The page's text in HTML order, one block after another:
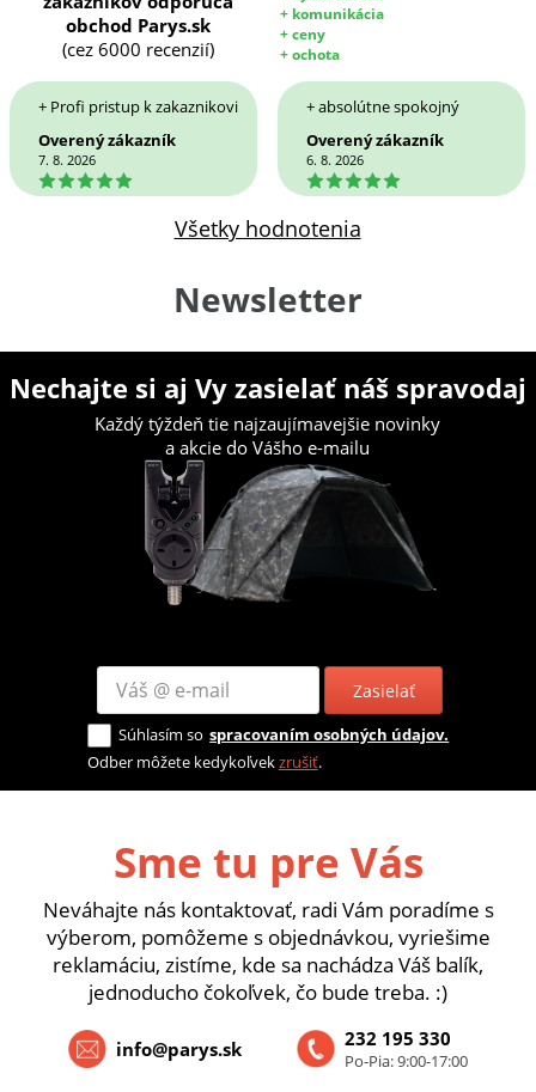
+ komunikácia
+ ceny
+ ochota
obchod Parys.sk
(cez 6000 recenzií)
+ Profi pristup k zakaznikovi
Overený zákazník
7. 8. 2026
5
+ absolútne spokojný
Overený zákazník
6. 8. 2026
5
Všetky hodnotenia
Newsletter
Nechajte si aj Vy zasielať náš spravodaj
Každý týždeň tie najzaujímavejšie novinky
a akcie do Vášho e-mailu
Zasielať
Súhlasím so spracovaním osobných údajov.
Odber môžete kedykoľvekzrušiť.
Sme tu pre Vás
Neváhajte nás kontaktovať, radi Vám poradíme s
výberom, pomôžeme s objednávkou, vyriešime
reklamáciu, zistíme, kde sa nachádza Váš balík,
jednoducho čokoľvek, čo bude treba. :)
232 195 330
Po-Pia: 9:00-17:00
info@parys.sk